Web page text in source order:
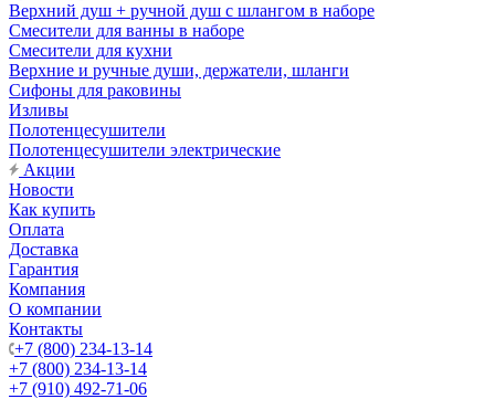
Верхний душ + ручной душ с шлангом в наборе
Смесители для ванны в наборе
Смесители для кухни
Верхние и ручные души, держатели, шланги
Сифоны для раковины
Изливы
Полотенцесушители
Полотенцесушители электрические
Акции
Новости
Как купить
Оплата
Доставка
Гарантия
Компания
О компании
Контакты
+7 (800) 234-13-14
+7 (800) 234-13-14
+7 (910) 492-71-06